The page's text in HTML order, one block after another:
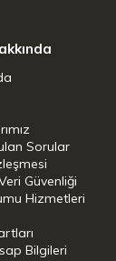
sıcak tutar, sesi
suyun
Sorular
Güvenliği
Hizmetleri
Bilgileri